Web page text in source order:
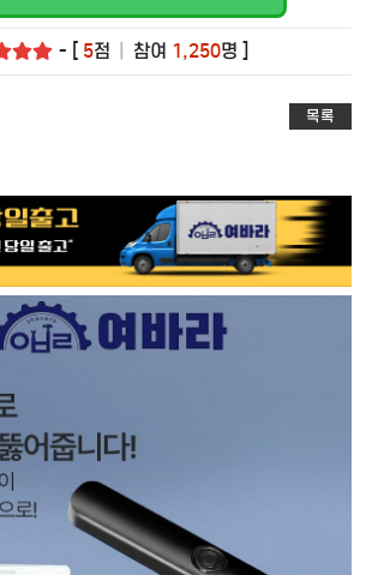
- [ 5점 참여 1,250명 ]
목록